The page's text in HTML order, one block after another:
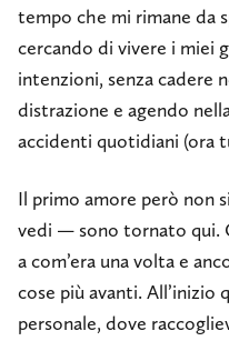
tempo che mi rimane da
cercando di vivere i miei
intenzioni, senza cadere
distrazione e agendo
accidenti quotidiani (ora
Il primo amore però non
vedi — sono tornato qui.
a com’era una volta e
cose più avanti.
personale, dove